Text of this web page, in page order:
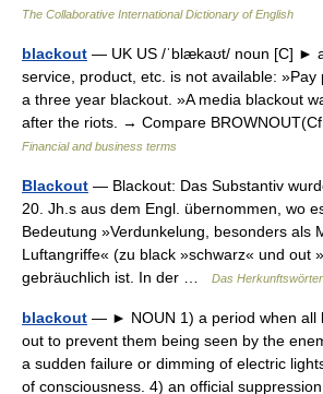
The Collaborative International Dictionary of English
blackout — UK US /ˈblækaʊt/ noun [C] ►
service, product, etc. is not available:
a three year blackout. »A media blackout
after the riots. → Compare
Financial and business terms
Blackout — Blackout: Das Substantiv
20. Jh.s aus dem Engl. übernommen, wo
Bedeutung »Verdunkelung, besonders als
Luftangriffe« (zu black »schwarz« und out
gebräuchlich ist. In der …
Das
blackout — ► NOUN 1) a period when all
out to prevent them being seen by the
a sudden failure or dimming of electric
of consciousness. 4) an official